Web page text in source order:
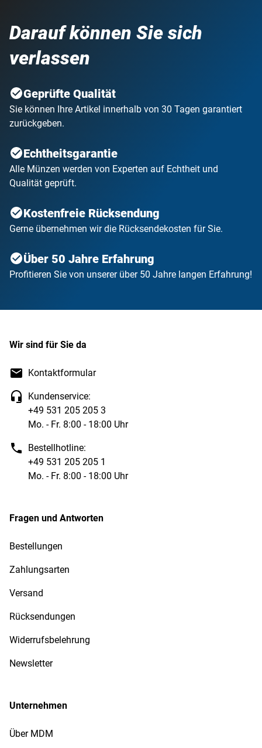
Darauf können Sie sich
verlassen
Geprüfte Qualität
Sie können Ihre Artikel innerhalb von 30 Tagen garantiert
zurückgeben.
Echtheitsgarantie
Alle Münzen werden von Experten auf Echtheit und
Qualität geprüft.
Kostenfreie Rücksendung
Gerne übernehmen wir die Rücksendekosten für Sie.
Über 50 Jahre Erfahrung
Profitieren Sie von unserer über 50 Jahre langen Erfahrung!
Wir sind für Sie da
Kontaktformular
Kundenservice:
+49 531 205 205 3
Mo. - Fr. 8:00 - 18:00 Uhr
Bestellhotline:
+49 531 205 205 1
Mo. - Fr. 8:00 - 18:00 Uhr
Fragen und Antworten
Bestellungen
Zahlungsarten
Versand
Rücksendungen
Widerrufsbelehrung
Newsletter
Unternehmen
Über MDM